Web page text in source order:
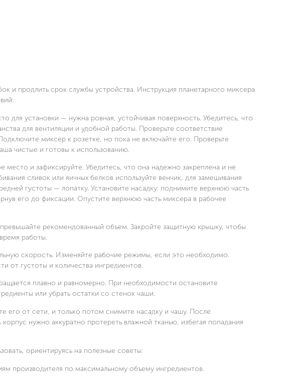
и продлить срок службы устройства. Инструкция планетарного миксера
для установки — нужна ровная, устойчивая поверхность. Убедитесь, что
для вентиляции и удобной работы. Проверьте соответствие
миксер к розетке, но пока не включайте его. Проверьте
чистые и готовы к использованию.
место и зафиксируйте. Убедитесь, что она надежно закреплена и не
сливок или яичных белков используйте венчик, для замешивания
густоты — лопатку. Установите насадку: поднимите верхнюю часть
его до фиксации. Опустите верхнюю часть миксера в рабочее
рекомендованный объем. Закройте защитную крышку, чтобы
работы.
скорость. Изменяйте рабочие режимы, если это необходимо.
от густоты и количества ингредиентов.
плавно и равномерно. При необходимости остановите
или убрать остатки со стенок чаши.
его от сети, и только потом снимите насадку и чашу. После
нужно аккуратно протереть влажной тканью, избегая попадания
ориентируясь на полезные советы:
производителя по максимальному объему ингредиентов.